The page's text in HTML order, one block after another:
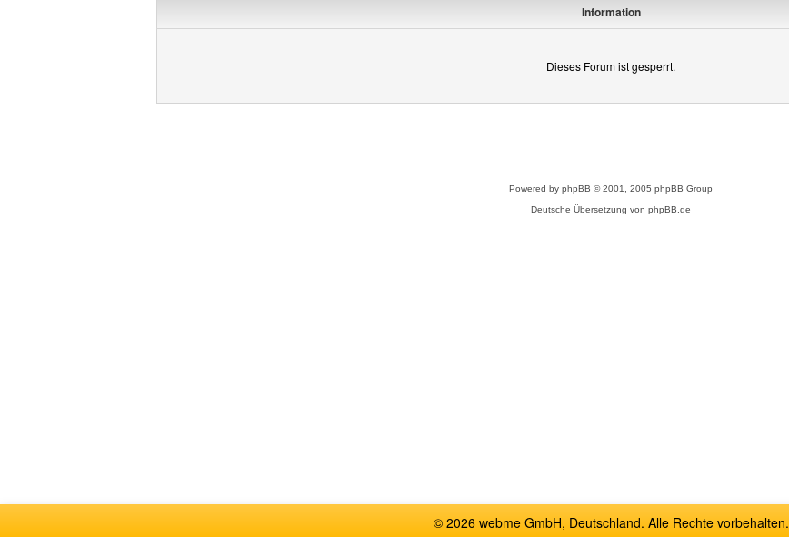
Information
Dieses Forum ist gesperrt.
Powered by phpBB © 2001, 2005 phpBB Group
Deutsche Übersetzung von phpBB.de
© 2026 webme GmbH, Deutschland. Alle Rechte vorbehalten.